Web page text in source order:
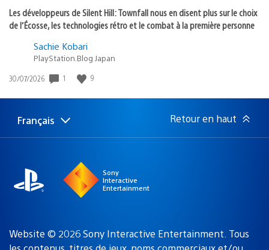
Les développeurs de Silent Hill: Townfall nous en disent plus sur le choix
de l’Écosse, les technologies rétro et le combat à la première personne
Sachie Kobari
PlayStation.Blog Japan
Date
publication
30/07/2026 1 9
Choisir
Région
Français Retour en haut
Sony
Interactive
Entertainment
Website © 2026 Sony Interactive Entertainment. Tous